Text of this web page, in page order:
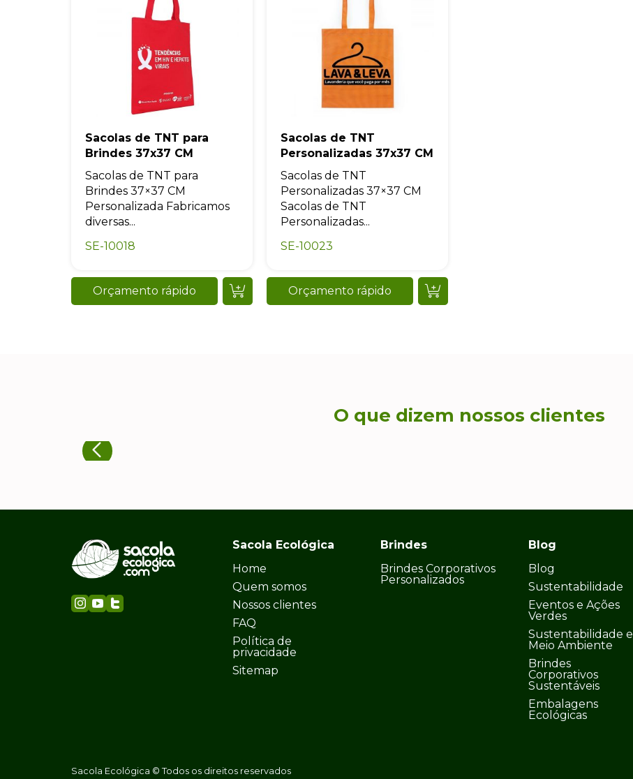
Sacolas de TNT para
Brindes 37x37 CM
Sacolas de TNT para
Brindes 37×37 CM
Personalizada Fabricamos
diversas...
SE-10018
Orçamento rápido
Sacolas de TNT
Personalizadas 37x37 CM
Sacolas de TNT
Personalizadas 37×37 CM
Sacolas de TNT
Personalizadas...
SE-10023
Orçamento rápido
O que dizem nossos clientes
Sacola Ecológica
Home
Quem somos
Nossos clientes
FAQ
Política de
privacidade
Sitemap
Brindes
Brindes Corporativos
Personalizados
Blog
Blog
Sustentabilidade
Eventos e Ações
Verdes
Sustentabilidade e
Meio Ambiente
Brindes
Corporativos
Sustentáveis
Embalagens
Ecológicas
Sacola Ecológica © Todos os direitos reservados